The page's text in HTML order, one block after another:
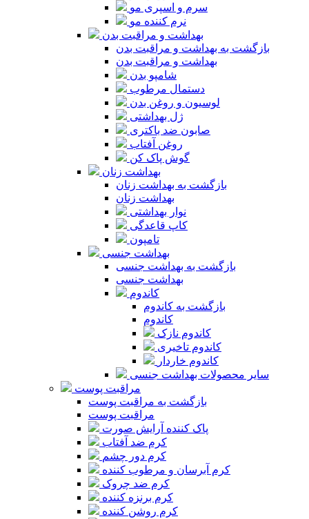
سرم و اسپری مو
نرم کننده مو
بهداشت و مراقبت بدن
بازگشت به بهداشت و مراقبت بدن
بهداشت و مراقبت بدن
شامپو بدن
دستمال مرطوب
لوسیون و روغن بدن
ژل بهداشتی
صابون ضد باکتری
روغن آفتاب
گوش پاک کن
بهداشت زنان
بازگشت به بهداشت زنان
بهداشت زنان
نوار بهداشتی
کاپ قاعدگی
تامپون
بهداشت جنسی
بازگشت به بهداشت جنسی
بهداشت جنسی
کاندوم
بازگشت به کاندوم
کاندوم
کاندوم نازک
کاندوم تاخیری
کاندوم خاردار
سایر محصولات بهداشت جنسی
مراقبت پوست
بازگشت به مراقبت پوست
مراقبت پوست
پاک کننده آرایش صورت
کرم ضد آفتاب
کرم دور چشم
کرم آبرسان و مرطوب کننده
کرم ضد چروک
کرم برنزه کننده
کرم روشن کننده